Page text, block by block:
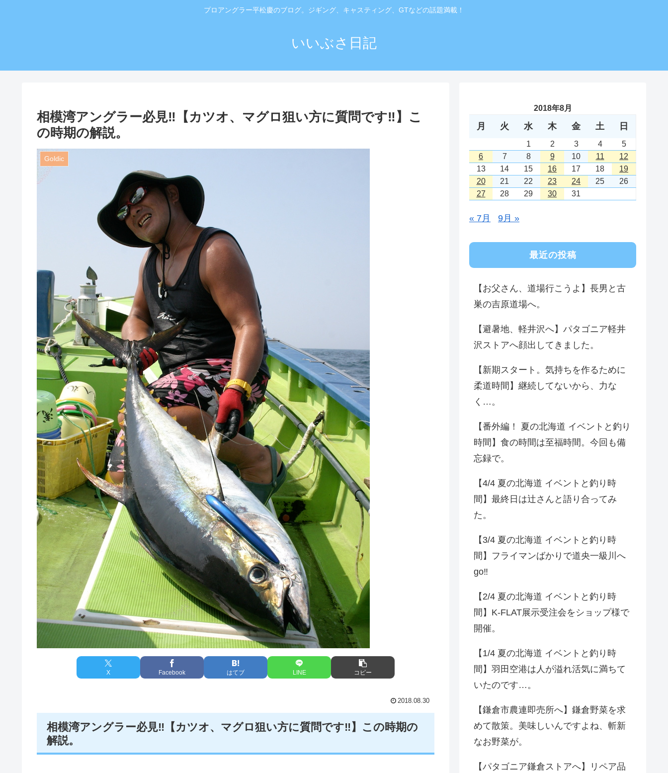
プロアングラー平松慶のブログ。ジギング、キャスティング、GTなどの話題満載！
いいぶさ日記
相模湾アングラー必見‼️【カツオ、マグロ狙い方に質問です‼️】こ
の時期の解説。
Goldic
X Facebook はてブ LINE コピー
2018.08.30
相模湾アングラー必見‼️【カツオ、マグロ狙い方に質問です‼️】この時期の
解説。
2018年8月
月 火 水 木 金 土 日
1 2 3 4
5
6
7 8 9 10 11
12
13
14 15 16 17 18
19
20
21 22 23 24 25
26
27
28 29 30 31
« 7月 9月 »
最近の投稿
【お父さん、道場行こうよ】長男と古
巣の吉原道場へ。
【避暑地、軽井沢へ】パタゴニア軽井
沢ストアへ顔出してきました。
【新期スタート。気持ちを作るために
柔道時間】継続してないから、力な
く…。
【番外編！ 夏の北海道 イベントと釣り
時間】食の時間は至福時間。今回も備
忘録で。
【4/4 夏の北海道 イベントと釣り時
間】最終日は辻さんと語り合ってみ
た。
【3/4 夏の北海道 イベントと釣り時
間】フライマンばかりで道央一級川へ
go‼️
【2/4 夏の北海道 イベントと釣り時
間】K-FLAT展示受注会をショップ様で
開催。
【1/4 夏の北海道 イベントと釣り時
間】羽田空港は人が溢れ活気に満ちて
いたのです…。
【鎌倉市農連即売所へ】鎌倉野菜を求
めて散策。美味しいんですよね、斬新
なお野菜が。
【パタゴニア鎌倉ストアへ】リペア品